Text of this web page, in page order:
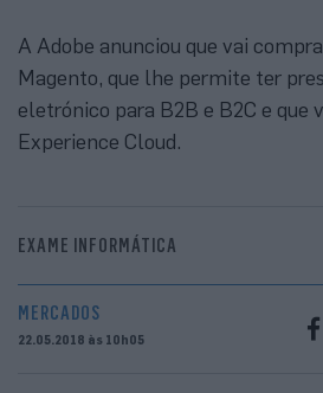
A Adobe anunciou que vai
Magento, que lhe permite ter
eletrónico para B2B e B2C e que
Experience Cloud.
EXAME INFORMÁTICA
MERCADOS
22.05.2018 às 10h05